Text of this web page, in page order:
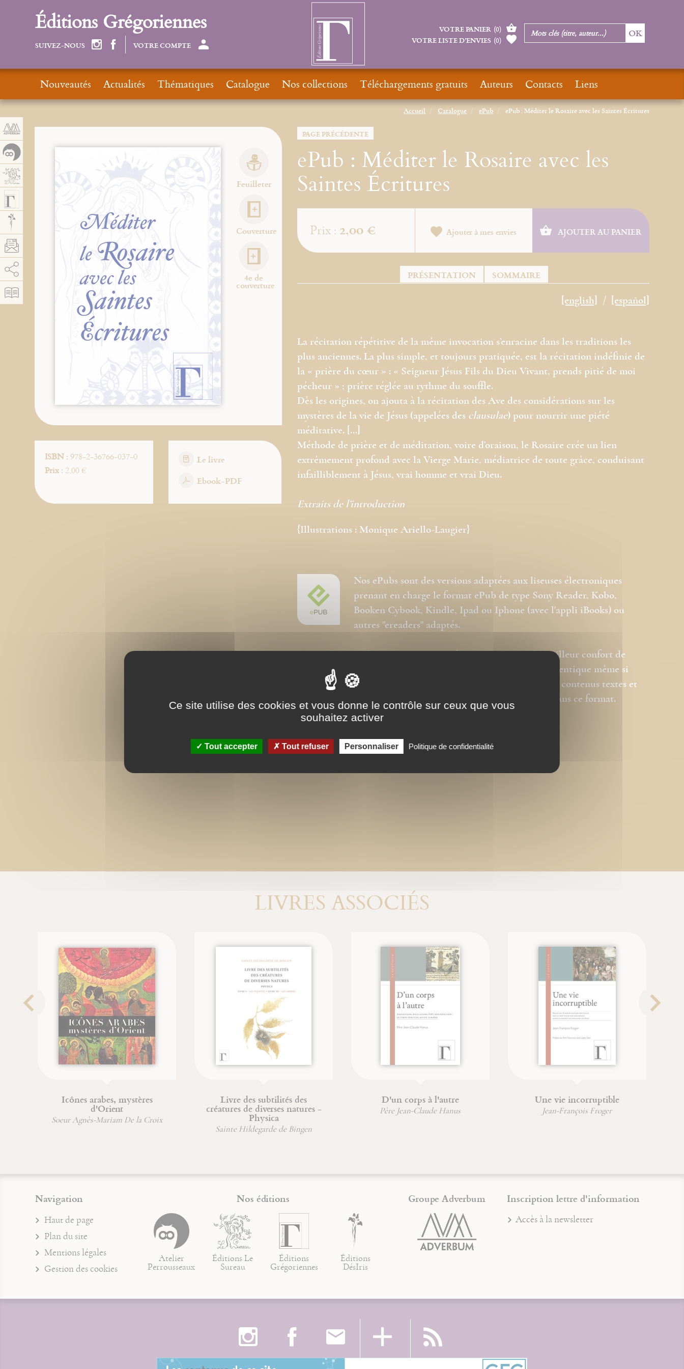
Accueil Catalogue ePub ePub : Méditer le Rosaire avec les Saintes Écritures
PAGE PRÉCÉDENTE
ePub : Méditer le Rosaire avec les
Saintes Écritures
Feuilleter
Couverture
4e de
couverture
ISBN: 978-2-36766-037-0
Prix: 2,00 €
Le livre
Ebook-PDF
Prix : 2,00 € Ajouter à mes envies AJOUTER AU PANIER
PRÉSENTATION SOMMAIRE
[english] [español]
La récitation répétitive de la même ­invocation s’enracine dans les traditions les
plus anciennes. La plus simple, et toujours pratiquée, est la récitation indéfinie de
la « prière du cœur » : « Seigneur Jésus Fils du Dieu Vivant, prends pitié de moi
pécheur » ; prière réglée au rythme du souffle.
Dès les origines, on ajouta à la récitation des Ave des considérations sur les
mystères de la vie de Jésus (appelées des clausulae) pour nourrir une piété
méditative. […]
Méthode de prière et de méditation, voire d’oraison, le Rosaire crée un lien
extrêmement profond avec la Vierge Marie, médiatrice de toute grâce, conduisant
infailliblement à Jésus, vrai homme et vrai Dieu.
Extraits de l’introduction
{Illustrations : Monique Ariello-Laugier}
Nos ePubs sont des versions adaptées aux liseuses électroniques
prenant en charge le format ePub de type Sony Reader, Kobo,
Booken Cybook, Kindle, Ipad ou Iphone (avec l'appli iBooks) ou
autres "ereaders" adaptés.
Ces ePubs sont alors revus et optimisés pour permettre le meilleur confort de
lecture, toutefois la mise en page n'est donc pas strictement identique même si
nous avons au mieux respecté la charte graphique initiale. Les contenus textes et
iconographiques sont, par contre, intégralement reproduits dans ce format.
LIVRES ASSOCIÉS
Icônes arabes, mystères
Soeur Agnès-Mariam De la Croix
Livre des subtilités des
créatures de diverses natures -
Sainte Hildegarde de Bingen
D'un corps à l'autre
Père Jean-Claude Hanus
Une vie incorruptible
Jean-François Froger
Navigation
Haut de page
Plan du site
Mentions légales
Gestion des cookies
Nos éditions
Atelier
Perrousseaux
Éditions Le
Sureau
Éditions
Grégoriennes
Éditions
DésIris
Groupe Adverbum Inscription lettre d'information
Accès à la newsletter
Éditions Grégoriennes
SUIVEZ-NOUS VOTRE COMPTE
VOTRE PANIER (0)
VOTRE LISTE D’ENVIES (0)
Nouveautés Actualités Thématiques Catalogue Nos collections Téléchargements gratuits Auteurs Contacts Liens
Panneau de gestion des cookies
Ce site utilise des cookies et vous donne le contrôle sur ceux que vous
souhaitez activer
Tout accepter Tout refuser Personnaliser Politique de confidentialité